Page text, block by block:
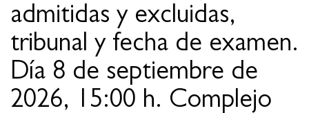
admitidas y excluidas,
tribunal y fecha de examen.
Día 8 de septiembre de
2026, 15:00 h. Complejo